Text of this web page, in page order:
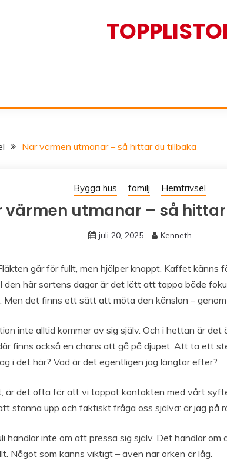
När värmen utmanar – så hittar du tillbaka
Bygga hus familj Hemtrivsel
värmen utmanar – så
juli 20, 2025 Kenneth
går för fullt, men hjälper knappt. Kaffet känns
den här sortens dagar är det lätt att tappa både
Men det finns ett sätt att möta den känslan –
inte alltid kommer av sig själv. Och i hettan är det
finns också en chans att gå på djupet. Att ta ett
i det här? Vad är det egentligen jag längtar efter?
är det ofta för att vi tappat kontakten med vårt
stanna upp och faktiskt fråga oss själva: är jag på
handlar inte om att pressa sig själv. Det handlar
Något som känns viktigt – även när orken är låg.